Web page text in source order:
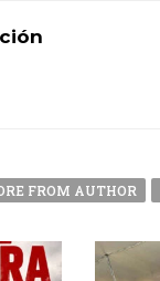
FROM AUTHOR